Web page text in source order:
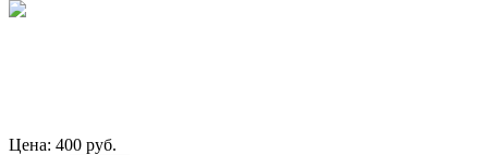
Цена: 400 руб.